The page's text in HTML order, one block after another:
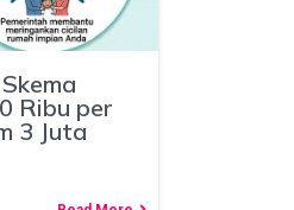
Ribu per
3 Juta